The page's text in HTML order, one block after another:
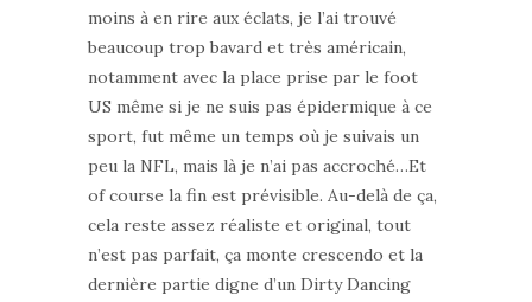
moins à en rire aux éclats, je l’ai trouvé
beaucoup trop bavard et très américain,
notamment avec la place prise par le foot
US même si je ne suis pas épidermique à ce
sport, fut même un temps où je suivais un
peu la NFL, mais là je n’ai pas accroché…Et
of course la fin est prévisible. Au-delà de ça,
cela reste assez réaliste et original, tout
n’est pas parfait, ça monte crescendo et la
dernière partie digne d’un Dirty Dancing